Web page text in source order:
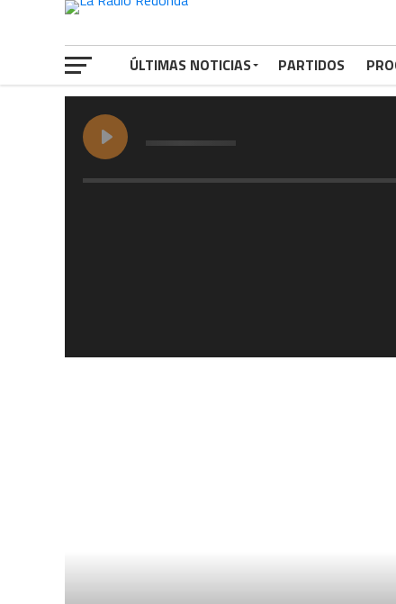
ÚLTIMAS NOTICIAS PARTIDOS